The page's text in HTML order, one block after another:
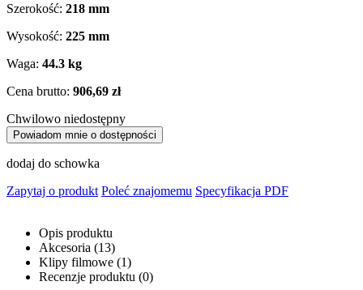
Szerokość: 218 mm
Wysokość: 225 mm
Waga: 44.3 kg
Cena brutto: 906,69 zł
Chwilowo niedostępny
Powiadom mnie o dostępności
dodaj do schowka
Zapytaj o produkt Poleć znajomemu Specyfikacja PDF
Opis produktu
Akcesoria (13)
Klipy filmowe (1)
Recenzje produktu (0)